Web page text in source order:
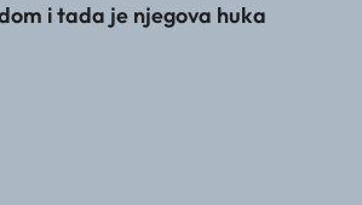
i tada je njegova huka